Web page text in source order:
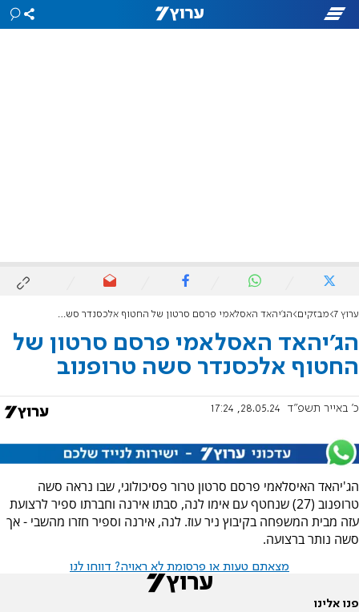
ערוץ 7 מבזקים הג'יהאד האסלאמי פרסם סרטון של החטוף אלכסנדר סשה טרופנוב
הג'יהאד האסלאמי פרסם סרטון של
החטוף אלכסנדר סשה טרופנוב
כ' באייר תשפ"ד 28.05.24, 17:24
הג'יהאד האיסלאמי פרסם סרטון טרור פסיכולוגי, שבו נראה סשה
טרופנוב (27) שנחטף עם אימו לנה, סבתו אירנה וחברתו ספיר לרצועת
עזה מבית המשפחה בקיבוץ ניר עוז. לנה, אירנה וספיר חזרו מהשבי - אך
סשה נותר ברצועה.
מצאתם טעות או פרסומת לא ראויה? דווחו לנו
פנו אלינו